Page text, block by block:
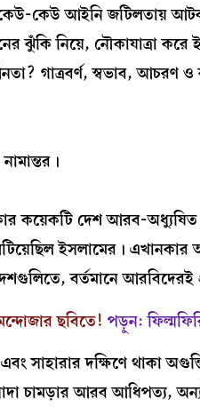
কেউ-কেউ আইনি জটিলতায়
ঝুঁকি নিয়ে, নৌকাযাত্রা
গাত্রবর্ণ, স্বভাব, আচরণ
কয়েকটি দেশ আরব-
ইসলামের। এখানকার
বর্তমানে আরবিদেরই
ছবিতে! পড়ুন:
সাহারার দক্ষিণে থাকা
চামড়ার আরব আধিপত্য,